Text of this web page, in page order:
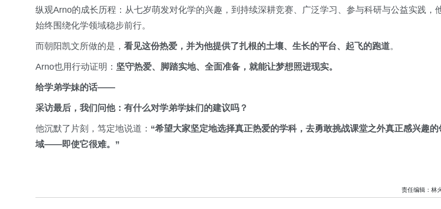
纵观Arno的成长历程：从七岁萌发对化学的兴趣，到持续深耕竞赛、广泛学习、参与科研与公益实践，
始终围绕化学领域稳步前行。
而朝阳凯文所做的是， 看见这份热爱，并为他提供了扎根的土壤、生长的平台、起飞的跑道。
Arno也用行动证明： 坚守热爱、脚踏实地、全面准备，就能让梦想照进现实。
给学弟学妹的话——
采访最后，我们问他：有什么对学弟学妹们的建议吗？
他沉默了片刻，笃定地说道： “希望大家坚定地选择真正热爱的学科，去勇敢挑战课堂之外真正感兴趣的
域——即使它很难。”
责任编辑：林